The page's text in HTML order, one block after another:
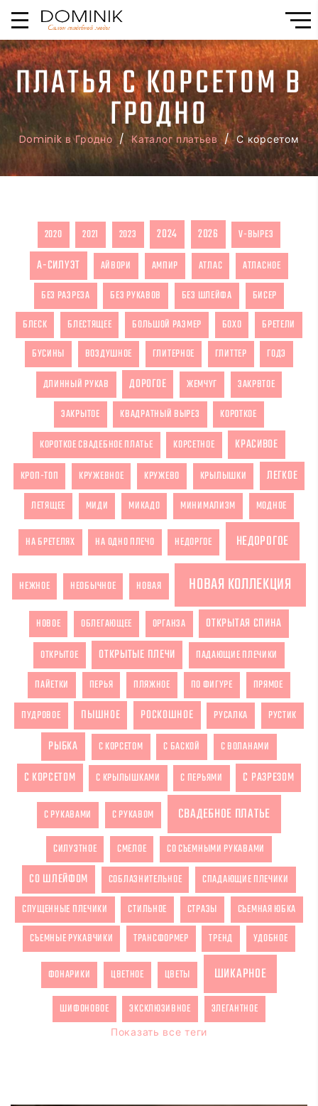
ПЛАТЬЯ С КОРСЕТОМ В
ГРОДНО
Dominik в Гродно /Каталог платьев/ С корсетом
2020 2021 2023 2024 2026 V-ВЫРЕЗ
А-СИЛУЭТ АЙВОРИ АМПИР АТЛАС АТЛАСНОЕ
БЕЗ РАЗРЕЗА БЕЗ РУКАВОВ БЕЗ ШЛЕЙФА БИСЕР
БЛЕСК БЛЕСТЯЩЕЕ БОЛЬШОЙ РАЗМЕР БОХО БРЕТЕЛИ
БУСИНЫ ВОЗДУШНОЕ ГЛИТЕРНОЕ ГЛИТТЕР ГОДЭ
ДЛИННЫЙ РУКАВ ДОРОГОЕ ЖЕМЧУГ ЗАКРВТОЕ
ЗАКРЫТОЕ КВАДРАТНЫЙ ВЫРЕЗ КОРОТКОЕ
КОРОТКОЕ СВАДЕБНОЕ ПЛАТЬЕ КОРСЕТНОЕ КРАСИВОЕ
КРОП-ТОП КРУЖЕВНОЕ КРУЖЕВО КРЫЛЫШКИ ЛЕГКОЕ
ЛЕТЯЩЕЕ МИДИ МИКАДО МИНИМАЛИЗМ МОДНОЕ
НА БРЕТЕЛЯХ НА ОДНО ПЛЕЧО НЕДОРГОЕ НЕДОРОГОЕ
НЕЖНОЕ НЕОБЫЧНОЕ НОВАЯ НОВАЯ КОЛЛЕКЦИЯ
НОВОЕ ОБЛЕГАЮЩЕЕ ОРГАНЗА ОТКРЫТАЯ СПИНА
ОТКРЫТОЕ ОТКРЫТЫЕ ПЛЕЧИ ПАДАЮЩИЕ ПЛЕЧИКИ
ПАЙЕТКИ ПЕРЬЯ ПЛЯЖНОЕ ПО ФИГУРЕ ПРЯМОЕ
ПУДРОВОЕ ПЫШНОЕ РОСКОШНОЕ РУСАЛКА РУСТИК
РЫБКА С КОРСЕТОМ С БАСКОЙ С ВОЛАНАМИ
С КОРСЕТОМ С КРЫЛЫШКАМИ С ПЕРЬЯМИ С РАЗРЕЗОМ
С РУКАВАМИ С РУКАВОМ СВАДЕБНОЕ ПЛАТЬЕ
СИЛУЭТНОЕ СМЕЛОЕ СО СЪЕМНЫМИ РУКАВАМИ
СО ШЛЕЙФОМ СОБЛАЗНИТЕЛЬНОЕ СПАДАЮЩИЕ ПЛЕЧИКИ
СПУЩЕННЫЕ ПЛЕЧИКИ СТИЛЬНОЕ СТРАЗЫ СЪЕМНАЯ ЮБКА
СЪЕМНЫЕ РУКАВЧИКИ ТРАНСФОРМЕР ТРЕНД УДОБНОЕ
ФОНАРИКИ ЦВЕТНОЕ ЦВЕТЫ ШИКАРНОЕ
ШИФОНОВОЕ ЭКСКЛЮЗИВНОЕ ЭЛЕГАНТНОЕ
Показать все теги